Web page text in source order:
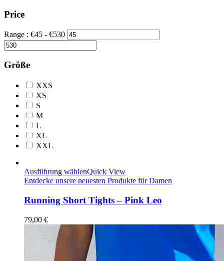
Price
Range : €45 - €530
Größe
XXS
XS
S
M
L
XL
XXL
Ausführung wählenQuick View
Entdecke unsere neuesten Produkte für Damen
Running Short Tights – Pink Leo
79,00 €